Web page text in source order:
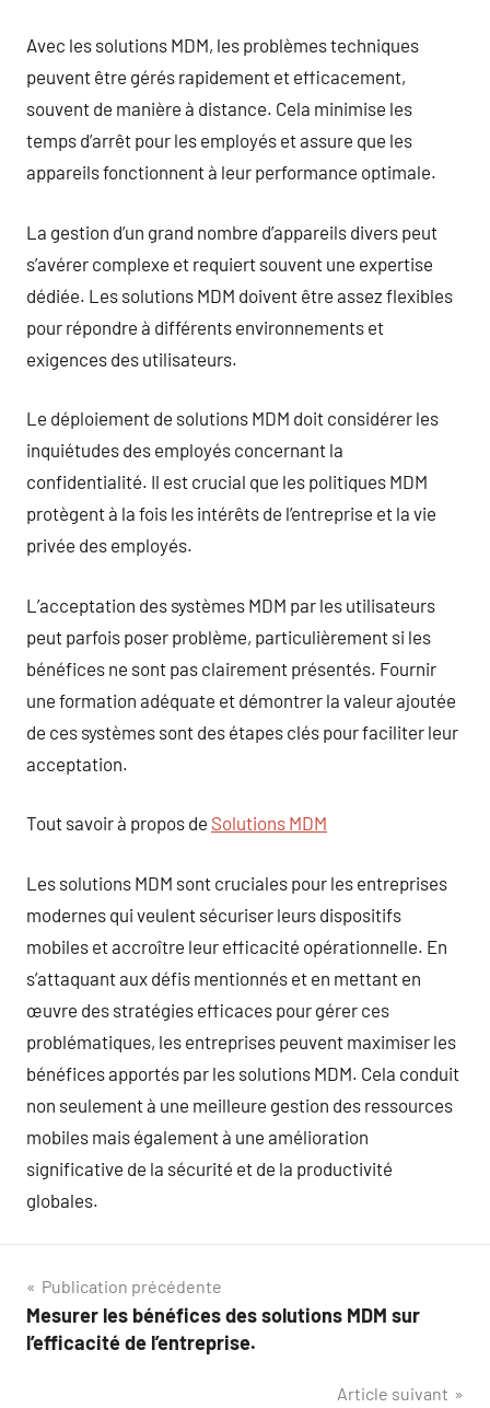
Avec les solutions MDM, les problèmes techniques
peuvent être gérés rapidement et efficacement,
souvent de manière à distance. Cela minimise les
temps d’arrêt pour les employés et assure que les
appareils fonctionnent à leur performance optimale.
La gestion d’un grand nombre d’appareils divers peut
s’avérer complexe et requiert souvent une expertise
dédiée. Les solutions MDM doivent être assez flexibles
pour répondre à différents environnements et
exigences des utilisateurs.
Le déploiement de solutions MDM doit considérer les
inquiétudes des employés concernant la
confidentialité. Il est crucial que les politiques MDM
protègent à la fois les intérêts de l’entreprise et la vie
privée des employés.
L’acceptation des systèmes MDM par les utilisateurs
peut parfois poser problème, particulièrement si les
bénéfices ne sont pas clairement présentés. Fournir
une formation adéquate et démontrer la valeur ajoutée
de ces systèmes sont des étapes clés pour faciliter leur
acceptation.
Tout savoir à propos de Solutions MDM
Les solutions MDM sont cruciales pour les entreprises
modernes qui veulent sécuriser leurs dispositifs
mobiles et accroître leur efficacité opérationnelle. En
s’attaquant aux défis mentionnés et en mettant en
œuvre des stratégies efficaces pour gérer ces
problématiques, les entreprises peuvent maximiser les
bénéfices apportés par les solutions MDM. Cela conduit
non seulement à une meilleure gestion des ressources
mobiles mais également à une amélioration
significative de la sécurité et de la productivité
globales.
Navigation
de
Publication précédente
Mesurer les bénéfices des solutions MDM sur
l’efficacité de l’entreprise.
Article suivant